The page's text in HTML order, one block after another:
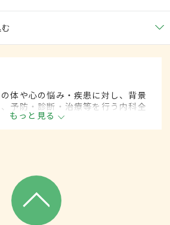
体や心の悩み・疾患に対し、背景
予防・診断・治療等を行う内科全
タイルが多様化する中、女性の健
し、必要に応じて連携医療機関へ
もっと見る